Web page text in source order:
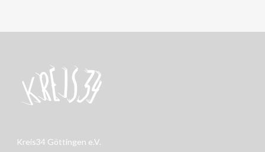
Kreis34 Göttingen e.V.